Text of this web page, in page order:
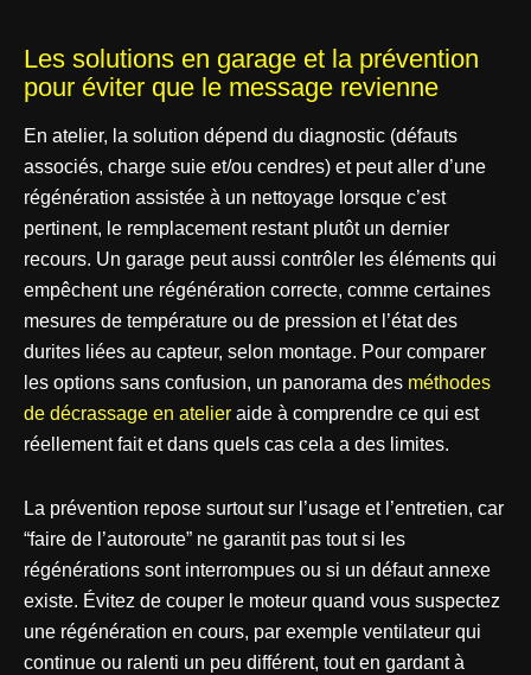
Les solutions en garage et la prévention
pour éviter que le message revienne
En atelier, la solution dépend du diagnostic (défauts
associés, charge suie et/ou cendres) et peut aller d’une
régénération assistée à un nettoyage lorsque c’est
pertinent, le remplacement restant plutôt un dernier
recours. Un garage peut aussi contrôler les éléments qui
empêchent une régénération correcte, comme certaines
mesures de température ou de pression et l’état des
durites liées au capteur, selon montage. Pour comparer
les options sans confusion, un panorama des méthodes
de décrassage en atelier aide à comprendre ce qui est
réellement fait et dans quels cas cela a des limites.
La prévention repose surtout sur l’usage et l’entretien, car
“faire de l’autoroute” ne garantit pas tout si les
régénérations sont interrompues ou si un défaut annexe
existe. Évitez de couper le moteur quand vous suspectez
une régénération en cours, par exemple ventilateur qui
continue ou ralenti un peu différent, tout en gardant à